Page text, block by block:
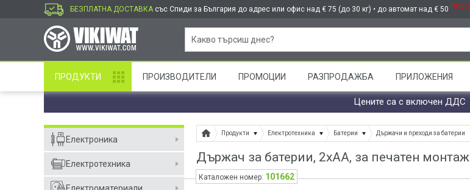
БЕЗПЛАТНА ДОСТАВКА със Спиди за България до адрес или офис над € 75 (до 30 кг) • до автомат над € 50 НОВО
ПРОДУКТИ ПРОИЗВОДИТЕЛИ ПРОМОЦИИ РАЗПРОДАЖБА ПРИЛОЖЕНИЯ
Цените са с включен ДДС
Електроника
Електротехника
Продукти Електротехника Батерии Държачи и преходи за батерии
Държач за батерии, 2xAA, за печатен монтаж
Каталожен номер: 101662